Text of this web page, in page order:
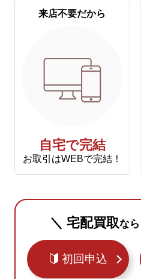
来店不要だから
自宅で完結
お取引はWEBで完結！
＼ 宅配買取なら
初回申込